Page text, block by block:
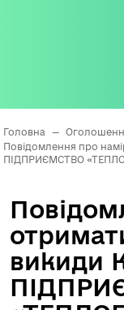
Головна —
Повідомлення про
ПІДПРИЄМСТВО
викиди